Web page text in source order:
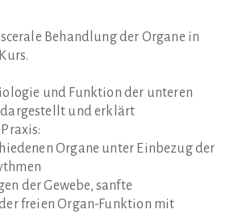
Behandlung der Organe in
und Funktion der unteren
dargestellt und erklärt
Organe unter Einbezug der
der Gewebe, sanfte
freien Organ-Funktion mit